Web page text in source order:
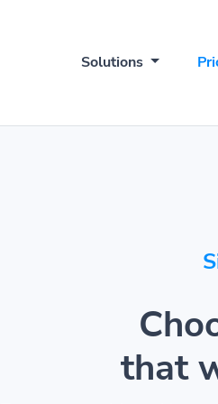
Solutions
that